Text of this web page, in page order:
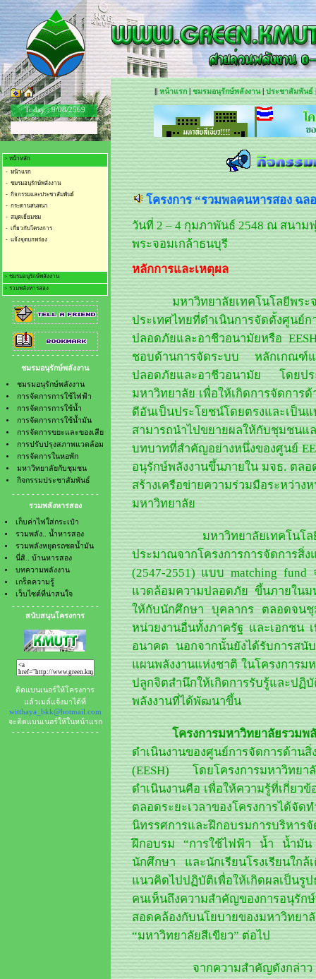
Today :9/08/2569
||หน้าแรก| ชมรมอนุรักษ์พลังงาน| ประชาสัมพันธ์
> หน้าหลัก
- หน้าแรก
- ชมรมอนุรักษ์พลังงาน
- กิจกรรมและประชาสัมพันธ์
- กระดานสนทนา
- สมุดเยี่ยมชม
- เกี่ยวกับโครงการ
- แจ้งจุดบกพร่อง
> ชมรมอนุรักษ์พลังงาน
- ชมรมอนุรักษ์พลังงาน
- การจัดการการใช้ไฟฟ้า
- การจัดการการใช้น้ำ
- การจัดการการใช้น้ำมัน
- การจัดการขยะและของเสีย
- การปรับปรุงสภาพแวดล้อม
- การจัดการในหอพัก
- มหาวิทยาลัยกับชุมชน
- กิจกรรมประชาสัมพันธ์
> รวมพลังหารสอง
- เก็บค่าไฟใส่กระเป๋า
- รวมพลัง.. น้ำหารสอง
- รวมพลังหยุดรถซดน้ำมัน
- นี่สิ.. บ้านหารสอง
- บทความพลังงาน
- เว็บไซต์ที่น่าสนใจ
- - - - - - - - - - - - - - - - - -
- - - - - - - - - - - - - - - - - -
ชมรมอนุรักษ์พลังงาน
ชมรมอนุรักษ์พลังงาน
การจัดการการใช้ไฟฟ้า
การจัดการการใช้น้ำ
การจัดการการใช้น้ำมัน
การจัดการขยะและของเสีย
การปรับปรุงสภาพแวดล้อม
การจัดการในหอพัก
มหาวิทยาลัยกับชุมชน
กิจกรรมประชาสัมพันธ์
- - - - - - - - - - - - - - - - - -
รวมพลังหารสอง
เก็บค่าไฟใส่กระเป๋า
รวมพลัง.. น้ำหารสอง
รวมพลังหยุดรถซดน้ำมัน
นี่สิ.. บ้านหารสอง
บทความพลังงาน
เกร็ดความรู้
เว็บไซต์ที่น่าสนใจ
- - - - - - - - - - - - - - - - - -
สนับสนุนโครงการ
ติดแบนเนอร์ให้โครงการ
แล้วเมล์แจ้งมาได้ที่
witthaya_bkk@hotmail.com
จะติดแบนเนอร์ให้ในหน้าแรก
- - - - - - - - - - - - - - - - - -
โครงการ “รวมพลคนหารสอง ฉล
วันที่ 2 – 4 กุมภาพันธ์ 2548 ณ สนา
พระจอมเกล้าธนบุรี
หลักการและเหตุผล
มหาวิทยาลัยเทคโนโลยีพร
ประเทศไทยที่ดำเนินการจัดตั้งศูน
ปลอดภัยและอาชีวอนามัยหรือ
ชอบด้านการจัดระบบ หลักเกณฑ์แ
ปลอดภัยและอาชีวอนามัย โดยปร
มหาวิทยาลัย เพื่อให้เกิดการจัดกา
ดีอันเป็นประโยชน์โดยตรงและเป็น
สามารถนำไปขยายผลให้กับชุมชนแ
บทบาทที่สำคัญอย่างหนึ่งของศูนย์
อนุรักษ์พลังงานขึ้นภายใน มจธ. ตล
สร้างเครือข่ายความร่วมมือระหว่าง
มหาวิทยาลัย
มหาวิทยาลัยเทคโนโลยีพระ
ประมาณจากโครงการการจัดการ
(2547-2551) แบบ matching fund
แวดล้อมความปลอดภัย ขึ้นภายในม
ให้กับนักศึกษา บุคลากร ตลอดจนชุ
หน่วยงานอื่นทั้งภาครัฐ และเอกชน
อนาคต นอกจากนั้นยังได้รับการสนั
แผนพลังงานแห่งชาติ ในโครงการม
ปลูกจิตสำนึกให้เกิดการรับรู้และปฏิ
พลังงานที่ได้พัฒนาขึ้น
โครงการมหาวิทยาลัยรวมพ
ดำเนินงานของศูนย์การจัดการด้า
(EESH) โดยโครงการมหาวิทยาลั
ดำเนินงานคือ เพื่อให้ความรู้ที่เกี่ยว
ตลอดระยะเวลาของโครงการ
นิทรรศการและฝึกอบรมการบริหา
ฝึกอบรม “การใช้ไฟฟ้า น้ำ น้ำมัน
นักศึกษา และนักเรียนโรงเรียนใกล้
แนวคิดไปปฏิบัติเพื่อให้เกิดผลเป็นรู
คนเห็นถึงความสำคัญของการอนุรัก
สอดคล้องกับนโยบายของมหาวิทยา
“มหาวิทยาลัยสีเขียว” ต่อไป
จากความสำคัญดังกล่าว และเ